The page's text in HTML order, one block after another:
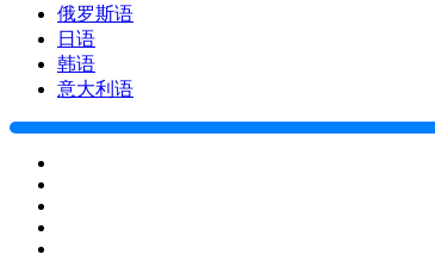
俄罗斯语
日语
韩语
意大利语